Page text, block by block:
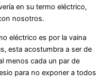
en su termo eléctrico,
nosotros.
eléctrico es por la vaina
esta acostumbra a ser de
menos cada un par de
para no exponer a todos